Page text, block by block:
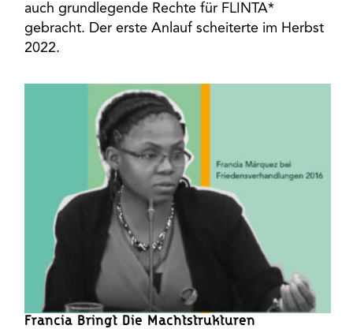
auch grundlegende Rechte für FLINTA*
gebracht. Der erste Anlauf scheiterte im Herbst
2022.
Francia Bringt Die Machtstrukturen